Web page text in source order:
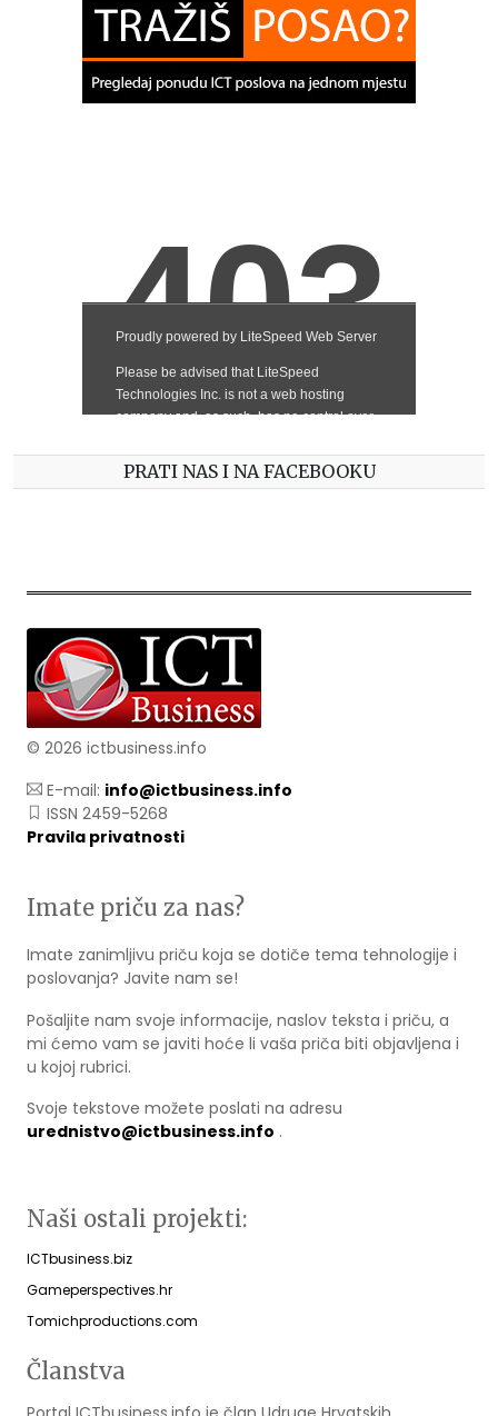
PRATI NAS I NA FACEBOOKU
© 2026 ictbusiness.info
E-mail: info@ictbusiness.info
ISSN 2459-5268
Pravila privatnosti
Imate priču za nas?
Imate zanimljivu priču koja se dotiče tema tehnologije i
poslovanja? Javite nam se!
Pošaljite nam svoje informacije, naslov teksta i priču, a
mi ćemo vam se javiti hoće li vaša priča biti objavljena i
u kojoj rubrici.
Svoje tekstove možete poslati na adresu
urednistvo@ictbusiness.info .
Naši ostali projekti:
ICTbusiness.biz
Gameperspectives.hr
Tomichproductions.com
Članstva